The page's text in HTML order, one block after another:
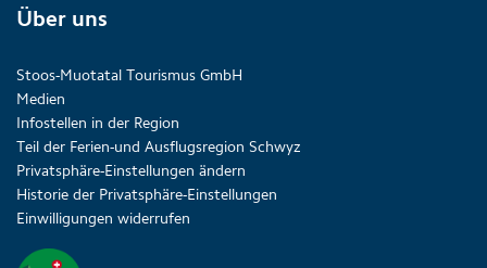
Über uns
Stoos-Muotatal Tourismus GmbH
Medien
Infostellen in der Region
Teil der Ferien-und Ausflugsregion Schwyz
Privatsphäre-Einstellungen ändern
Historie der Privatsphäre-Einstellungen
Einwilligungen widerrufen